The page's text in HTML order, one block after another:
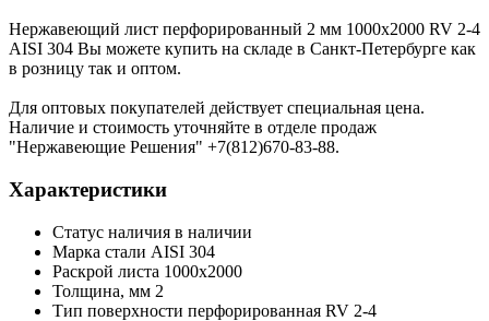
Нержавеющий лист перфорированный 2 мм 1000х2000 RV 2-4
AISI 304 Вы можете купить на складе в Санкт-Петербурге как
в розницу так и оптом.
Для оптовых покупателей действует специальная цена.
Наличие и стоимость уточняйте в отделе продаж
"Нержавеющие Решения" +7(812)670-83-88.
Характеристики
Статус наличия в наличии
Марка стали AISI 304
Раскрой листа 1000х2000
Толщина, мм 2
Тип поверхности перфорированная RV 2-4